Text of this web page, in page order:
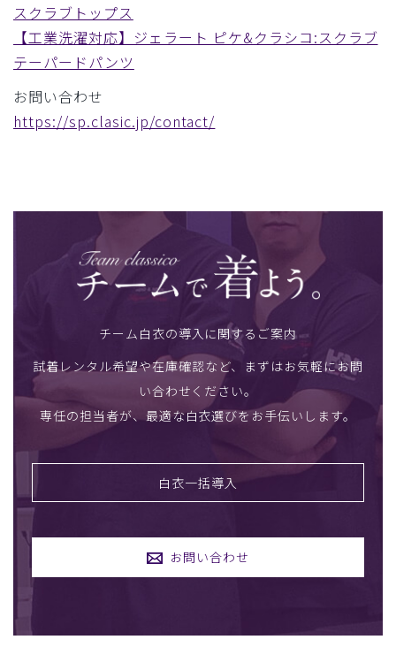
スクラブトップス
【工業洗濯対応】ジェラート ピケ&クラシコ:スクラブ
テーパードパンツ
お問い合わせ
https://sp.clasic.jp/contact/
チーム白衣の導入に関するご案内
試着レンタル希望や在庫確認など、まずはお気軽にお問
い合わせください。
専任の担当者が、最適な白衣選びをお手伝いします。
白衣一括導入
お問い合わせ